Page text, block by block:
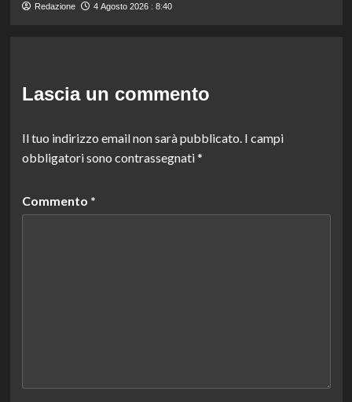
Redazione 4 Agosto 2026 : 8:40
Lascia un commento
Il tuo indirizzo email non sarà pubblicato. I campi
obbligatori sono contrassegnati*
Commento *